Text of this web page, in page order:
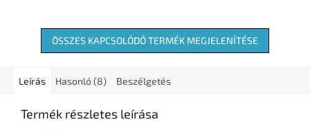
ÖSSZES KAPCSOLÓDÓ TERMÉK MEGJELENÍTÉSE
Leírás Hasonló (8) Beszélgetés
Termék részletes leírása